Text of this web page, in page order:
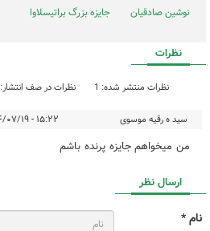
نوشین صادقیان
جایزه بزرگ براتیسلاوا
نظرات
نظرات منتشر شده: 1 نظرات در صف انتشار: 0
سید ه رقیه موسوی ۱۵:۲۲ - ۱۴۰۴/۰۷/۱۹
من میخواهم جایزه پرنده باشم
ارسال نظر
نام *